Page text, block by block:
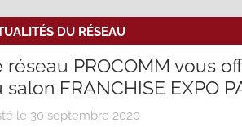
DU RÉSEAU
réseau PROCOMM vous
salon FRANCHISE EXPO
le 30 septembre 2020